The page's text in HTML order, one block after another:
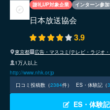
謝礼UP対象企業 インターン参
日本放送協会
3.9
東京都
広告・マスコミ(テレビ・ラジオ
1万人以上
http://www.nhk.or.jp
口コミ投稿数（2384件） ES・体験記（
ES・体験